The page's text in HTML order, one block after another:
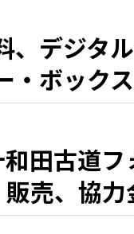
、デジタ
ボックス
和田古道
売、協力